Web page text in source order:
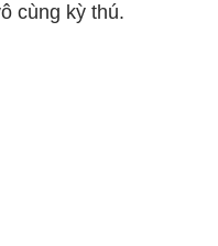
cùng kỳ thú.